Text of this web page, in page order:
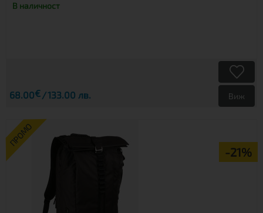
В наличност
68.00€ 133.00 лв. Виж
ПРОМО
-21%